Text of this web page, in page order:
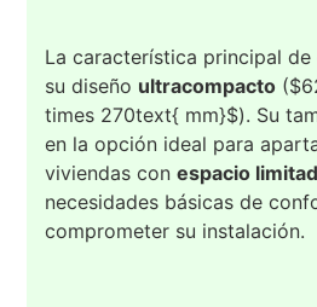
La característica principal
su diseño ultracompacto (
times 270text{ mm}$). Su
en la opción ideal para
viviendas conespacio
necesidades básicas de
comprometer su instalación.